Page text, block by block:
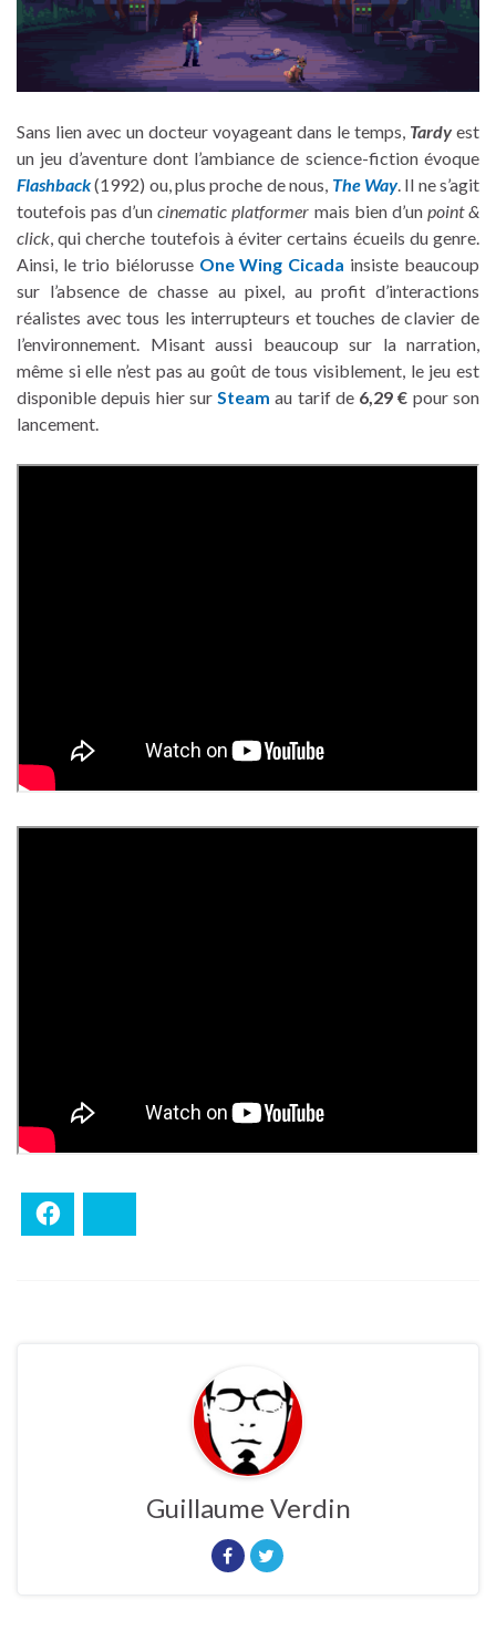
Sans lien avec un docteur voyageant dans le temps, Tardyest
un jeu d’aventure dont l’ambiance de science-fiction évoque
Flashback(1992) ou, plus proche de nous, The Way. Il ne s’agit
toutefois pas d’uncinematic platformer mais bien d’un point &
click, qui cherche toutefois à éviter certains écueils du genre.
Ainsi, le trio biélorusse One Wing Cicada insiste beaucoup
sur l’absence de chasse au pixel, au profit d’interactions
réalistes avec tous les interrupteurs et touches de clavier de
l’environnement. Misant aussi beaucoup sur la narration,
même si elle n’est pas au goût de tous visiblement, le jeu est
disponible depuis hier surSteam au tarif de 6,29 € pour son
lancement.
Guillaume Verdin